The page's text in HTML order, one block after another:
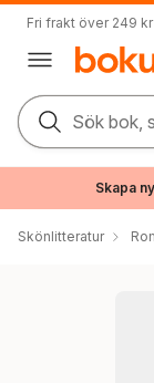
Fri frakt över 249 kr
Sök bok,
Skapa
Skönlitteratur